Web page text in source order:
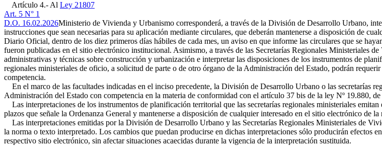
Artículo 4.- Al Ley 21807
Art. 5 N° 1
D.O. 16.02.2026Ministerio de Vivienda y Urbanismo corresponderá, a través de la División de Desarrollo Urbano,
instrucciones que sean necesarias para su aplicación mediante circulares, que deberán mantenerse a disposición de
Diario Oficial, dentro de los diez primeros días hábiles de cada mes, un aviso en que informe las circulares que se
fueron publicadas en el sitio electrónico institucional. Asimismo, a través de las Secretarías Regionales Ministeriales
administrativas y técnicas sobre construcción y urbanización e interpretar las disposiciones de los instrumentos de
regionales ministeriales de oficio, a solicitud de parte o de otro órgano de la Administración del Estado, podrán
competencia.
En el marco de las facultades indicadas en el inciso precedente, la División de Desarrollo Urbano o las secretarías
Administración del Estado con competencia en la materia de conformidad con el artículo 37 bis de la ley Nº 19.880, de
Las interpretaciones de los instrumentos de planificación territorial que las secretarías regionales ministeriales
plazos que señale la Ordenanza General y mantenerse a disposición de cualquier interesado en el sitio electrónico de
Las interpretaciones emitidas por la División de Desarrollo Urbano y las Secretarías Regionales Ministeriales de
la norma o texto interpretado. Los cambios que puedan producirse en dichas interpretaciones sólo producirán efectos
respectivo sitio electrónico, sin afectar situaciones acaecidas durante la vigencia de la interpretación sustituida.